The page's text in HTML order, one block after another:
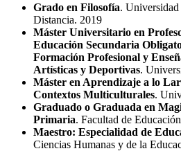
Grado en Filosofía.
Distancia. 2019
Máster Universitario en
Educación Secundaria
Formación Profesional y
Artísticas y Deportivas.
Máster en Aprendizaje a lo
Contextos Multiculturales.
Graduado o Graduada en
Primaria. Facultad de
Maestro: Especialidad de
Ciencias Humanas y de la